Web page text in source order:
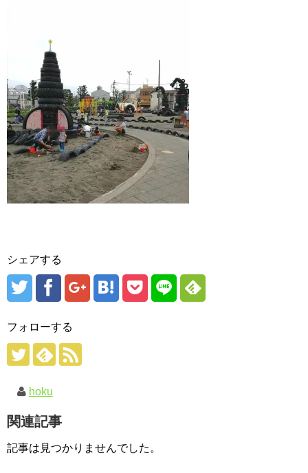
シェアする
フォローする
hoku
関連記事
記事は見つかりませんでした。